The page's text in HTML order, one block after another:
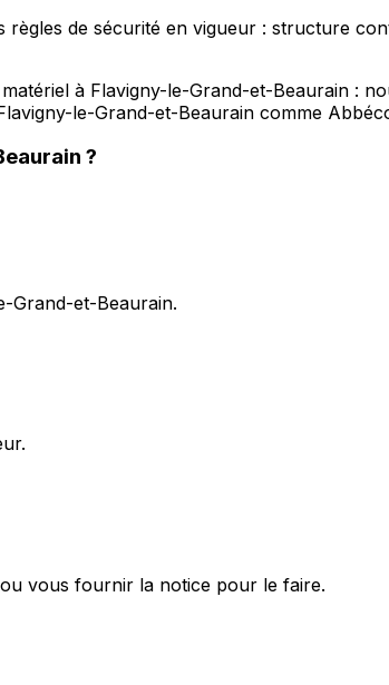
de sécurité en vigueur : structure
à Flavigny-le-Grand-et-Beaurain :
le-Grand-et-Beaurain comme
?
Grand-et-Beaurain.
vous fournir la notice pour le faire.